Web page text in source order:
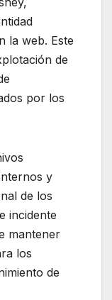
la web. Este
de
por los
y
de los
incidente
mantener
los
de